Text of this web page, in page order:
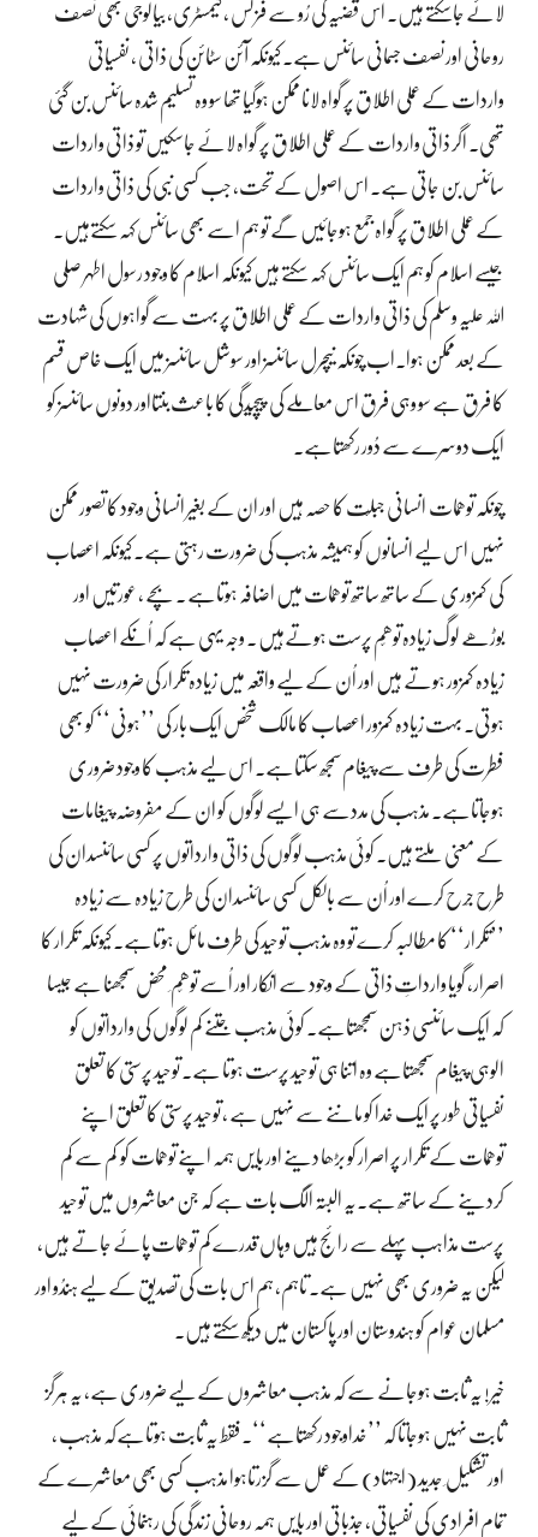
لائے جاسکتے ہیں۔ اس قضیہ کی رُو سے فزکس ، کیمسٹری، بیالوجی بھی نصف
روحانی اور نصف جسمانی سائنس ہے۔ کیونکہ آئن سٹائن کی ذاتی ، نفسیاتی
واردات کے عملی اطلاق پر گواہ لانا ممکن ہوگیا تھا سو وہ تسلیم شدہ سائنس بن گئی
تھی۔ اگر ذاتی واردات کے عملی اطلاق پر گواہ لائے جاسکیں تو ذاتی واردات
سائنس بن جاتی ہے۔ اس اصول کے تحت، جب کسی نبی کی ذاتی واردات
کے عملی اطلاق پر گواہ جمع ہوجائیں گے تو ہم اسے بھی سائنس کہہ سکتےہیں۔
جیسے اسلام کو ہم ایک سائنس کہہ سکتے ہیں کیونکہ اسلام کا وجود رسول اطہر صلی
اللہ علیہ وسلم کی ذاتی واردات کے عملی اطلاق پر بہت سے گواہوں کی شہادت
کے بعد ممکن ہوا۔اب چونکہ نیچرل سائنسز اور سوشل سائنسز میں ایک خاص قسم
کا فرق ہے سو وہی فرق اس معاملے کی پیچیدگی کا باعث بنتااور دونوں سائنسز کو
ایک دوسرے سے دُور رکھتاہے۔
چونکہ توھّمات انسانی جبلّت کا حصہ ہیں اور ان کے بغیر انسانی وجود کا تصور ممکن
نہیں اس لیے انسانوں کو ہمیشہ مذہب کی ضرورت رہتی ہے۔ کیونکہ اعصاب
کی کمزوری کے ساتھ ساتھ توھّمات میں اضافہ ہوتاہے ۔ بچے ، عورتیں اور
بوڑھے لوگ زیادہ توھّم پرست ہوتےہیں ۔ وجہ یہی ہے کہ اُنکے اعصاب
زیادہ کمزور ہوتے ہیں اور اُن کے لیے واقعہ میں زیادہ تکرار کی ضرورت نہیں
ہوتی۔ بہت زیادہ کمزور اعصاب کا مالک شخص ایک بار کی ’’ہونی‘‘ کو بھی
فطرت کی طرف سے پیغام سمجھ سکتاہے۔ اس لیے مذہب کا وجود ضروری
ہوجاتاہے۔ مذہب کی مددسے ہی ایسے لوگوں کو ان کے مفروضہ پیغامات
کے معنی ملتے ہیں۔ کوئی مذہب لوگوں کی ذاتی وارداتوں پر کسی سائنسدان کی
طرح جِرح کرے اور اُن سے بالکل کسی سائنسدان کی طرح زیادہ سے زیادہ
’’تکرار‘‘ کا مطالبہ کرے تو وہ مذہب توحید کی طرف مائل ہوتاہے۔ کیونکہ تکرار کا
اصرار، گویا وارداتِ ذاتی کے وجود سے انکار اور اُسے توھّم ِ محض سمجھنا ہے جیسا
کہ ایک سائنسی ذہن سمجھتاہے۔ کوئی مذہب جتنے کم لوگوں کی وارداتوں کو
الوہی پیغام سمجھتاہے وہ اتنا ہی توحید پرست ہوتا ہے۔ توحید پرستی کا تعلق
نفسیاتی طور پر ایک خدا کو ماننے سے نہیں ہے ، توحید پرستی کا تعلق اپنے
توھّمات کے تکرار پر اصرار کو بڑھا دینے اور بایں ہمہ اپنے توھّمات کو کم سے کم
کردینے کے ساتھ ہے۔یہ البتہ الگ بات ہے کہ جن معاشروں میں توحید
پرست مذاہب پہلے سے رائج ہیں وہاں قدرے کم توھّمات پائے جاتے ہیں،
لیکن یہ ضروری بھی نہیں ہے۔ تاہم، ہم اس بات کی تصدیق کے لیے ہندُو اور
مسلمان عوام کو ہندوستان اور پاکستان میں دیکھ سکتے ہیں۔
خیر! یہ ثابت ہوجانے سے کہ مذہب معاشروں کے لیے ضروری ہے، یہ ہرگز
ثابت نہیں ہوجاتا کہ ’’خداوجود رکھتاہے‘‘۔ فقط یہ ثابت ہوتاہےکہ مذہب ،
اور تشکیل ِ جدید (اجتہاد) کے عمل سے گزرتاہوا مذہب کسی بھی معاشرے کے
تمام افرادی کی نفسیاتی، جذباتی اور بایں ہمہ روحانی زندگی کی رہنمائی کے لیے